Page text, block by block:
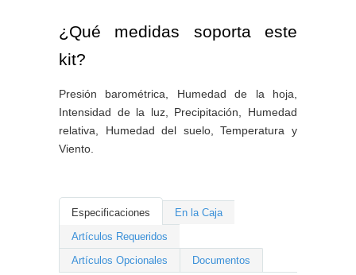
¿Qué medidas soporta este
kit?
Presión barométrica, Humedad de la hoja,
Intensidad de la luz, Precipitación, Humedad
relativa, Humedad del suelo, Temperatura y
Viento.
Especificaciones
En la Caja
Artículos Requeridos
Artículos Opcionales
Documentos